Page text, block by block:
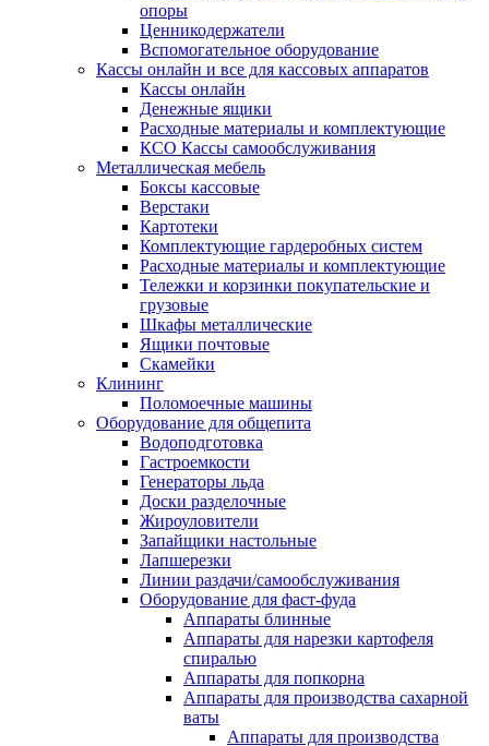
опоры
Ценникодержатели
Вспомогательное оборудование
Кассы онлайн и все для кассовых аппаратов
Кассы онлайн
Денежные ящики
Расходные материалы и комплектующие
КСО Кассы самообслуживания
Металлическая мебель
Боксы кассовые
Верстаки
Картотеки
Комплектующие гардеробных систем
Расходные материалы и комплектующие
Тележки и корзинки покупательские и
грузовые
Шкафы металлические
Ящики почтовые
Скамейки
Клининг
Поломоечные машины
Оборудование для общепита
Водоподготовка
Гастроемкости
Генераторы льда
Доски разделочные
Жироуловители
Запайщики настольные
Лапшерезки
Линии раздачи/самообслуживания
Оборудование для фаст-фуда
Аппараты блинные
Аппараты для нарезки картофеля
спиралью
Аппараты для попкорна
Аппараты для производства сахарной
ваты
Аппараты для производства